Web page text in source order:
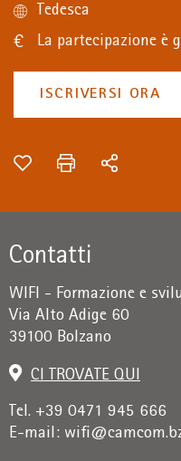
Tedesca
La partecipazione è
ISCRIVERSI ORA
Contatti
WIFI - Formazione e
Via Alto Adige 60
39100 Bolzano
CI TROVATE QUI
Tel. +39 0471 945 666
E-mail: